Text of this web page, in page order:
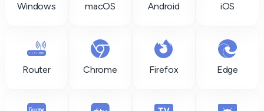
Windows macOS Android iOS
Router Chrome Firefox Edge